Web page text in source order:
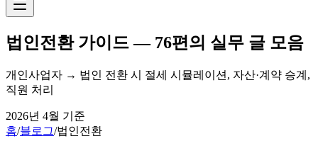
법인전환가이드 — 76편의 실무 글 모음
개인사업자 → 법인 전환 시 절세 시뮬레이션, 자산·계약 승계,
직원 처리
2026년 4월 기준
홈/블로그/법인전환